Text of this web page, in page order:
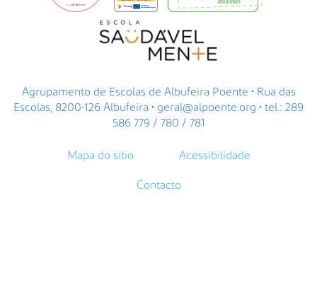
Agrupamento de Escolas de Albufeira Poente • Rua das
Escolas, 8200-126 Albufeira • geral@alpoente.org • tel.: 289
586 779 / 780 / 781
Mapa do sítio Acessibilidade
Contacto